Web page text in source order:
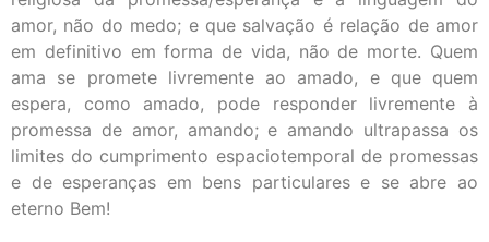
amor, não do medo; e que salvação é relação de amor
em definitivo em forma de vida, não de morte. Quem
ama se promete livremente ao amado, e que quem
espera, como amado, pode responder livremente à
promessa de amor, amando; e amando ultrapassa os
limites do cumprimento espaciotemporal de promessas
e de esperanças em bens particulares e se abre ao
eterno Bem!